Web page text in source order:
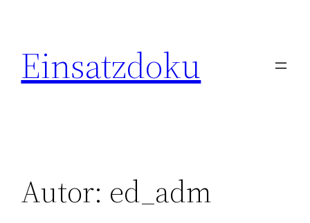
springen
Einsatzdoku
Autor: ed_adm